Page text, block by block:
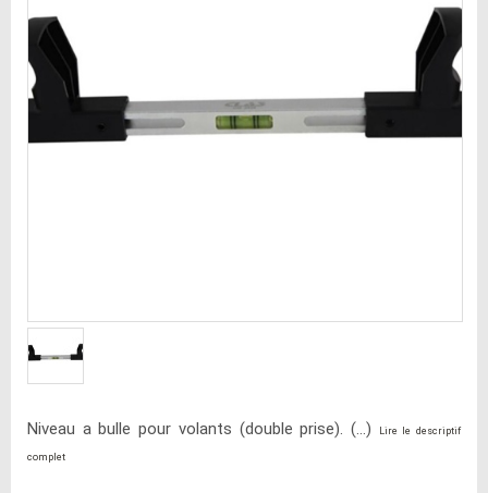
Niveau a bulle pour volants (double prise). (...) Lire le descriptif
complet